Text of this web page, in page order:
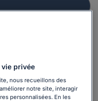
privée
nous recueillons des
notre site, interagir
personnalisées. En les